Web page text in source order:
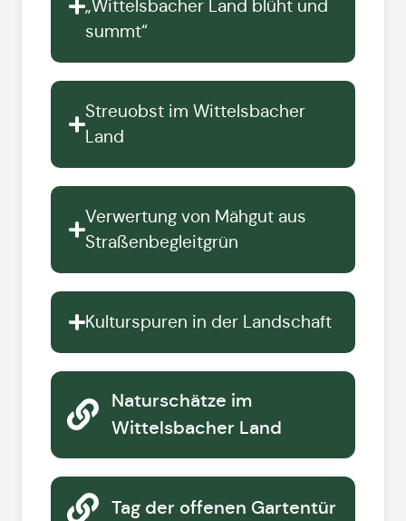
„Wittelsbacher Land blüht und
summt“
Streuobst im Wittelsbacher
Land
Verwertung von Mähgut aus
Straßenbegleitgrün
Kulturspuren in der Landschaft
Naturschätze im
Wittelsbacher Land
Tag der offenen Gartentür